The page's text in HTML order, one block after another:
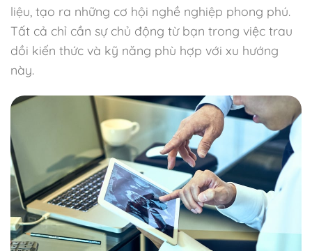
liệu, tạo ra những cơ hội nghề nghiệp phong phú.
Tất cả chỉ cần sự chủ động từ bạn trong việc trau
dồi kiến thức và kỹ năng phù hợp với xu hướng
này.